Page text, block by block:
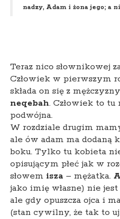
nadzy, Adam i żona jego; a
Teraz nico słownikowej
Człowiek w pierwszym
składa on się z
neqebah. Człowiek to
podwójna.
W rozdziale drugim
ale ów adam ma dodaną
boku. Tylko tu kobieta
opisującym płeć jak w
słowem isza – mężatka.
jako imię własne) nie jest
ale gdy opuszcza ojca i
(stan cywilny, że tak to